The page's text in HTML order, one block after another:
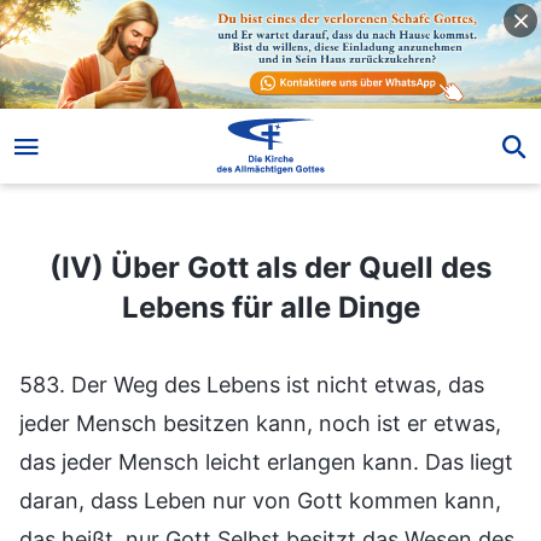
(IV) Über Gott als der Quell des Lebens für alle Dinge
(IV) Über Gott als der Quell des
Lebens für alle Dinge
583. Der Weg des Lebens ist nicht etwas, das
jeder Mensch besitzen kann, noch ist er etwas,
das jeder Mensch leicht erlangen kann. Das liegt
daran, dass Leben nur von Gott kommen kann,